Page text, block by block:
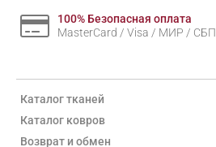
100% Безопасная оплата
MasterCard / Visa / МИР / СБП
Каталог тканей
Каталог ковров
Возврат и обмен